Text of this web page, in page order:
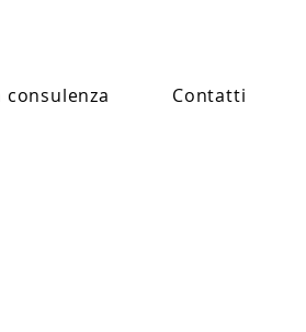
Contatti